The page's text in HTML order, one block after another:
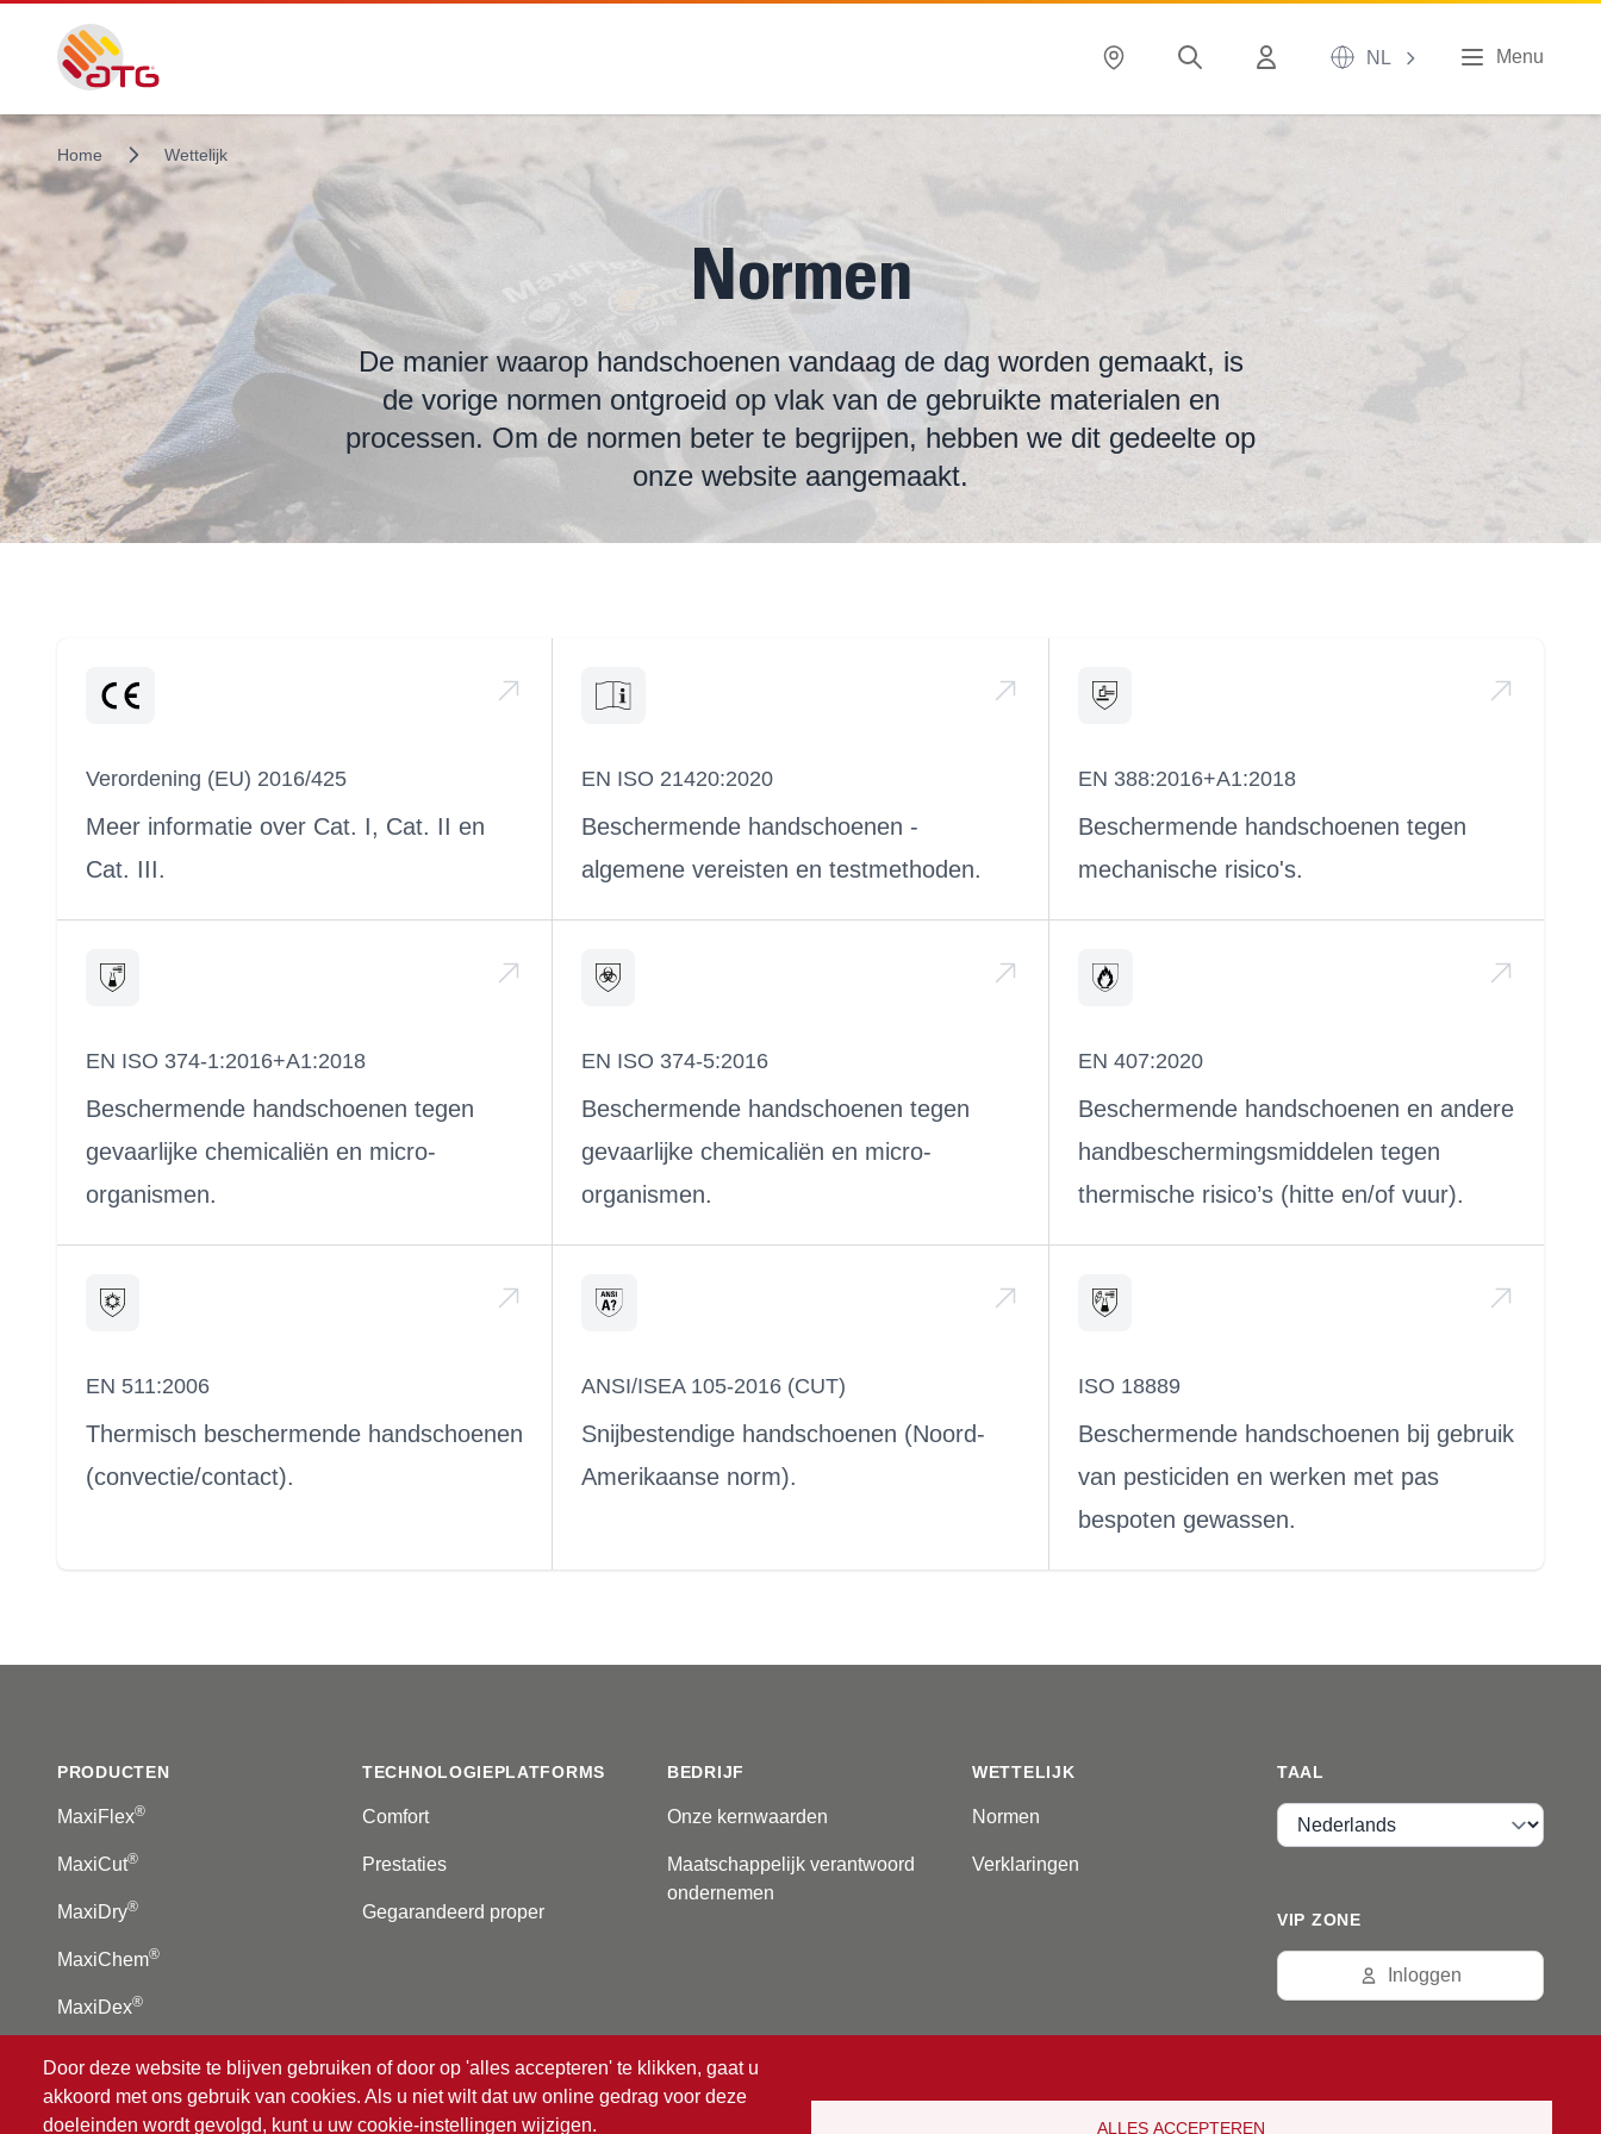
NL Menu
Home Wettelijk
Normen
De manier waarop handschoenen vandaag de dag worden gemaakt, is
de vorige normen ontgroeid op vlak van de gebruikte materialen en
processen. Om de normen beter te begrijpen, hebben we dit gedeelte op
onze website aangemaakt.
Verordening (EU) 2016/425
Meer informatie over Cat. I, Cat. II en
Cat. III.
EN ISO 21420:2020
Beschermende handschoenen -
algemene vereisten en testmethoden.
EN 388:2016+A1:2018
Beschermende handschoenen tegen
mechanische risico's.
EN ISO 374-1:2016+A1:2018
Beschermende handschoenen tegen
gevaarlijke chemicaliën en micro-
organismen.
EN ISO 374-5:2016
Beschermende handschoenen tegen
gevaarlijke chemicaliën en micro-
organismen.
EN 407:2020
Beschermende handschoenen en andere
handbeschermingsmiddelen tegen
thermische risico’s (hitte en/of vuur).
EN 511:2006
Thermisch beschermende handschoenen
(convectie/contact).
ANSI/ISEA 105-2016 (CUT)
Snijbestendige handschoenen (Noord-
Amerikaanse norm).
ISO 18889
Beschermende handschoenen bij gebruik
van pesticiden en werken met pas
bespoten gewassen.
PRODUCTEN
MaxiFlex®
MaxiCut®
MaxiDry®
MaxiChem®
MaxiDex®
TECHNOLOGIEPLATFORMS
Comfort
Prestaties
Gegarandeerd proper
BEDRIJF
Onze kernwaarden
Maatschappelijk verantwoord
ondernemen
WETTELIJK
Normen
Verklaringen
Door deze website te blijven gebruiken of door op 'alles accepteren' te klikken, gaat u
akkoord met ons gebruik van cookies. Als u niet wilt dat uw online gedrag voor deze
doeleinden wordt gevolgd, kunt u uw cookie-instellingen wijzigen.
ALLES ACCEPTEREN
TAAL
Taal
VIP ZONE
Inloggen
© 2026 ATG ® Intelligent Glove Solutions. Alle rechten voorbehouden.